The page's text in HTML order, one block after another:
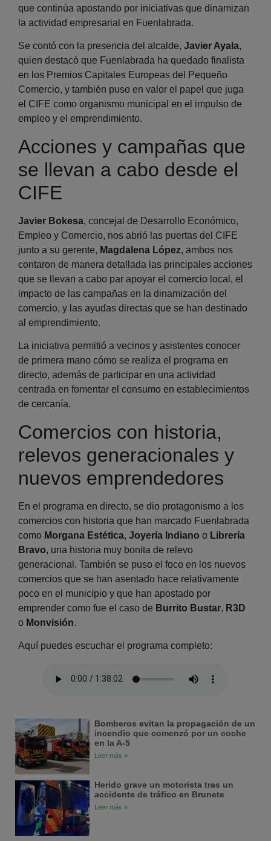
que continúa apostando por iniciativas que dinamizan
la actividad empresarial en Fuenlabrada.
Se contó con la presencia del alcalde, Javier Ayala,
quien destacó que Fuenlabrada ha quedado finalista
en los Premios Capitales Europeas del Pequeño
Comercio, y también puso en valor el papel que juga
el CIFE como organismo municipal en el impulso de
empleo y el emprendimiento.
Acciones y campañas que
se llevan a cabo desde el
CIFE
Javier Bokesa, concejal de Desarrollo Económico,
Empleo y Comercio, nos abrió las puertas del CIFE
junto a su gerente, Magdalena López, ambos nos
contaron de manera detallada las principales acciones
que se llevan a cabo par apoyar el comercio local, el
impacto de las campañas en la dinamización del
comercio, y las ayudas directas que se han destinado
al emprendimiento.
La iniciativa permitió a vecinos y asistentes conocer
de primera mano cómo se realiza el programa en
directo, además de participar en una actividad
centrada en fomentar el consumo en establecimientos
de cercanía.
Comercios con historia,
relevos generacionales y
nuevos emprendedores
En el programa en directo, se dio protagonismo a los
comercios con historia que han marcado Fuenlabrada
como Morgana Estética, Joyería Indiano o Librería
Bravo, una historia muy bonita de relevo
generacional. También se puso el foco en los nuevos
comercios que se han asentado hace relativamente
poco en el municipio y que han apostado por
emprender como fue el caso de Burrito Bustar, R3D
o Monvisión.
Aquí puedes escuchar el programa completo:
Bomberos evitan la propagación de un
incendio que comenzó por un coche
en la A-5
Leer más »
Herido grave un motorista tras un
accidente de tráfico en Brunete
Leer más »